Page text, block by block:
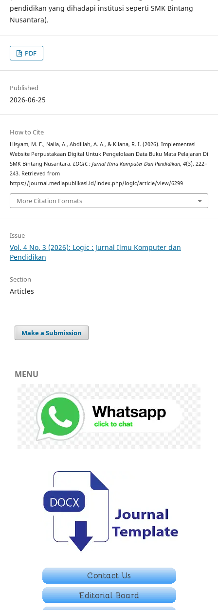
pendidikan yang dihadapi institusi seperti SMK Bintang
Nusantara).
PDF
Published
2026-06-25
How to Cite
Hisyam, M. F., Naila, A., Abdillah, A. A., & Kilana, R. I. (2026). Implementasi
Website Perpustakaan Digital Untuk Pengelolaan Data Buku Mata Pelajaran Di
SMK Bintang Nusantara. LOGIC : Jurnal Ilmu Komputer Dan Pendidikan, 4(3), 222–
243. Retrieved from
https://journal.mediapublikasi.id/index.php/logic/article/view/6299
More Citation Formats
Issue
Vol. 4 No. 3 (2026): Logic : Jurnal Ilmu Komputer dan
Pendidikan
Section
Articles
Make a Submission
MENU